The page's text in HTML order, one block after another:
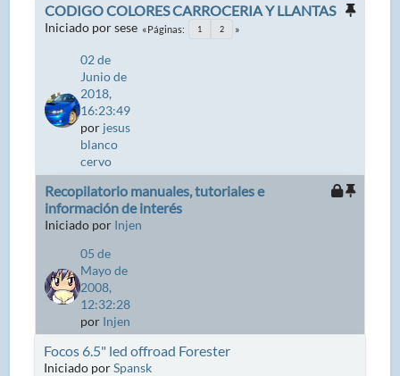
CODIGO COLORES CARROCERIA Y LLANTAS
Iniciado por sese Páginas 1 2
02 de
Junio de
2018,
16:23:49
por jesus
blanco
cervo
Recopilatorio manuales, tutoriales e
información de interés
Iniciado por Injen
05 de
Mayo de
2008,
12:32:28
por Injen
Focos 6.5" led offroad Forester
Iniciado porSpansk